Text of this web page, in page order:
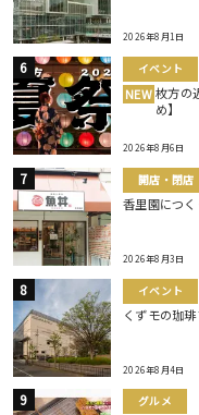
2026年8月1日
イベント
NEW 枚方の
め】
2026年8月6日
開店・閉店
香里園につ
2026年8月3日
イベント
くずモの珈
2026年8月4日
グルメ